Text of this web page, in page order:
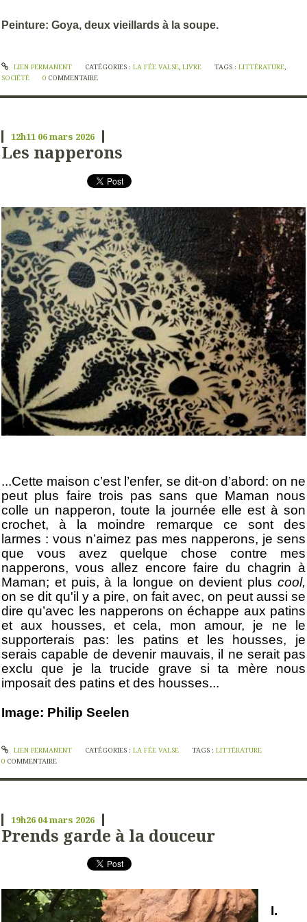
Peinture: Goya, deux vieillards à la soupe.
LIEN PERMANENT CATÉGORIES : LA FÉE VALSE, LIVRE TAGS :LITTÉRATURE,
SOCIÉTÉ
0 COMMENTAIRE
12h11 06mars 2026
Les napperons
...Cette maison c’est l’enfer, se dit-on d’abord: on ne
peut plus faire trois pas sans que Maman nous
colle un napperon, toute la journée elle est à son
crochet, à la moindre remarque ce sont des
larmes : vous n’aimez pas mes napperons, je sens
que vous avez quelque chose contre mes
napperons, vous allez encore faire du chagrin à
Maman; et puis, à la longue on devient plus cool,
on se dit qu'il y a pire, on fait avec, on peut aussi se
dire qu’avec les napperons on échappe aux patins
et aux housses, et cela, mon amour, je ne le
supporterais pas: les patins et les housses, je
serais capable de devenir mauvais, il ne serait pas
exclu que je la trucide grave si ta mère nous
imposait des patins et des housses...
Image: Philip Seelen
LIEN PERMANENT CATÉGORIES : LA FÉE VALSE TAGS :LITTÉRATURE
0 COMMENTAIRE
19h26 04mars 2026
Prends garde à la douceur
I.